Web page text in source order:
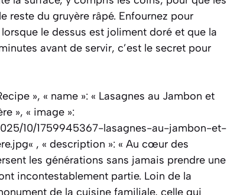
reste du gruyère râpé. Enfournez pour
le dessus est joliment doré et que la
avant de servir, c’est le secret pour
», « name »: « Lasagnes au Jambon et
», « image »:
10/1759945367-lasagnes-au-jambon-et-
, « description »: « Au cœur des
les générations sans jamais prendre une
incontestablement partie. Loin de la
de la cuisine familiale, celle qui